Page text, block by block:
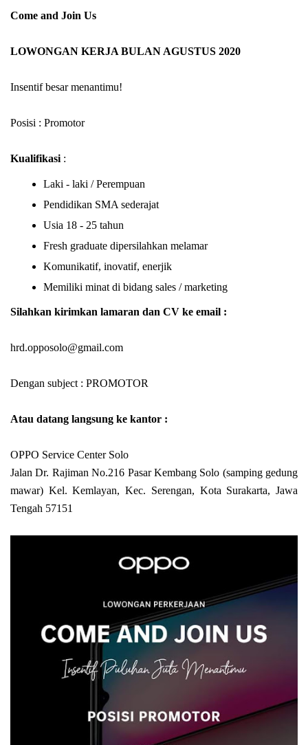
Come and Join Us
LOWONGAN KERJA BULAN AGUSTUS 2020
Insentif besar menantimu!
Posisi : Promotor
Kualifikasi :
Laki - laki / Perempuan
Pendidikan SMA sederajat
Usia 18 - 25 tahun
Fresh graduate dipersilahkan melamar
Komunikatif, inovatif, enerjik
Memiliki minat di bidang sales / marketing
Silahkan kirimkan lamaran dan CV ke email :
hrd.opposolo@gmail.com
Dengan subject : PROMOTOR
Atau datang langsung ke kantor :
OPPO Service Center Solo
Jalan Dr. Rajiman No.216 Pasar Kembang Solo (samping gedung
mawar) Kel. Kemlayan, Kec. Serengan, Kota Surakarta, Jawa
Tengah 57151